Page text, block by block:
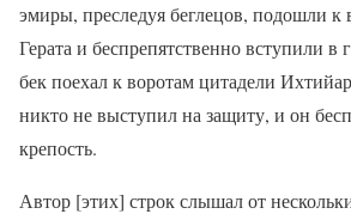
эмиры, преследуя беглецов, подошли к
Герата и беспрепятственно вступили
бек поехал к воротам цитадели
никто не выступил на защиту, и он
крепость.
Автор [этих] строк слышал от